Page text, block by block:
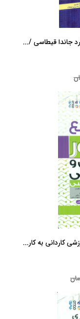
جاندا قیطاسی /...
کاردانی به کار...